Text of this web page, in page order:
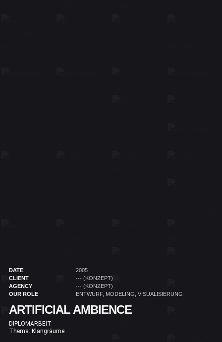
DATE
2005
CLIENT
--- (KONZEPT)
AGENCY
--- (KONZEPT)
OUR ROLE
ENTWURF, MODELING, VISUALISIERUNG
ARTIFICIAL AMBIENCE
DIPLOMARBEIT
Thema: Klangräume